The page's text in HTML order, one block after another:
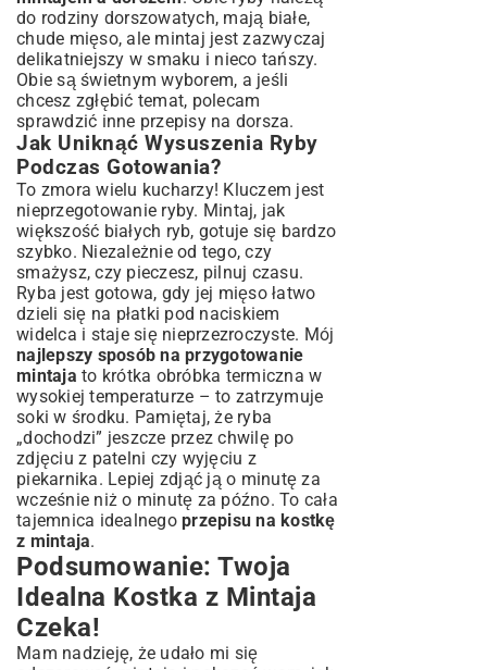
do rodziny dorszowatych, mają białe,
chude mięso, ale mintaj jest zazwyczaj
delikatniejszy w smaku i nieco tańszy.
Obie są świetnym wyborem, a jeśli
chcesz zgłębić temat, polecam
sprawdzić inne przepisy na dorsza.
Jak Uniknąć Wysuszenia Ryby
Podczas Gotowania?
To zmora wielu kucharzy! Kluczem jest
nieprzegotowanie ryby. Mintaj, jak
większość białych ryb, gotuje się bardzo
szybko. Niezależnie od tego, czy
smażysz, czy pieczesz, pilnuj czasu.
Ryba jest gotowa, gdy jej mięso łatwo
dzieli się na płatki pod naciskiem
widelca i staje się nieprzezroczyste. Mój
najlepszy sposób na przygotowanie
mintaja to krótka obróbka termiczna w
wysokiej temperaturze – to zatrzymuje
soki w środku. Pamiętaj, że ryba
„dochodzi” jeszcze przez chwilę po
zdjęciu z patelni czy wyjęciu z
piekarnika. Lepiej zdjąć ją o minutę za
wcześnie niż o minutę za późno. To cała
tajemnica idealnego przepisu na kostkę
z mintaja.
Podsumowanie: Twoja
Idealna Kostka z Mintaja
Czeka!
Mam nadzieję, że udało mi się